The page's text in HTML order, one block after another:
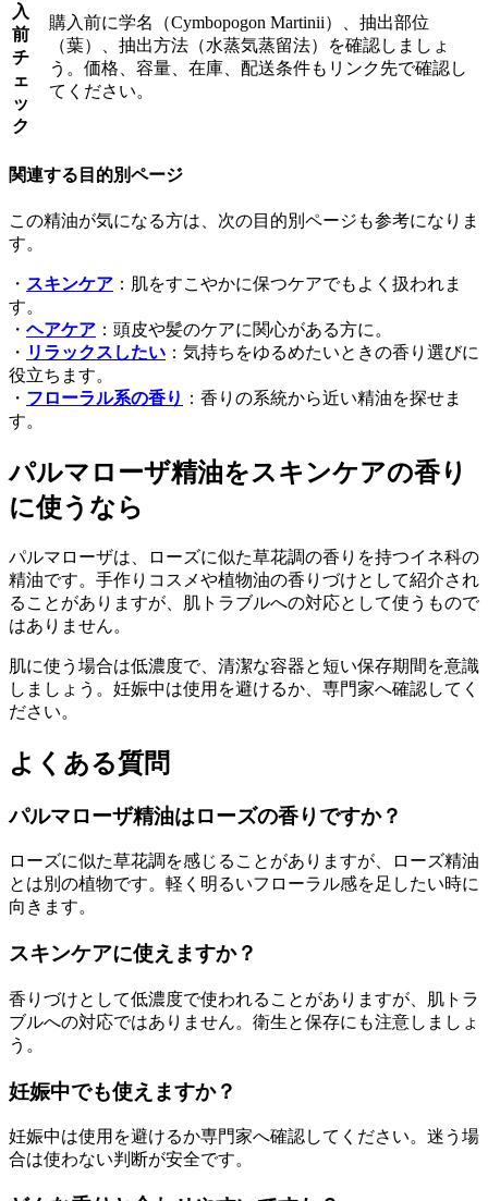
入
前
チ
ェ
ッ
ク
購入前に学名（Cymbopogon Martinii）、抽出部位
（葉）、抽出方法（水蒸気蒸留法）を確認しましょ
う。価格、容量、在庫、配送条件もリンク先で確認し
てください。
関連する目的別ページ
この精油が気になる方は、次の目的別ページも参考になりま
す。
・ スキンケア ：肌をすこやかに保つケアでもよく扱われま
す。
・ ヘアケア ：頭皮や髪のケアに関心がある方に。
・ リラックスしたい ：気持ちをゆるめたいときの香り選びに
役立ちます。
・ フローラル系の香り ：香りの系統から近い精油を探せま
す。
パルマローザ精油をスキンケアの香り
に使うなら
パルマローザは、ローズに似た草花調の香りを持つイネ科の
精油です。手作りコスメや植物油の香りづけとして紹介され
ることがありますが、肌トラブルへの対応として使うもので
はありません。
肌に使う場合は低濃度で、清潔な容器と短い保存期間を意識
しましょう。妊娠中は使用を避けるか、専門家へ確認してく
ださい。
よくある質問
パルマローザ精油はローズの香りですか？
ローズに似た草花調を感じることがありますが、ローズ精油
とは別の植物です。軽く明るいフローラル感を足したい時に
向きます。
スキンケアに使えますか？
香りづけとして低濃度で使われることがありますが、肌トラ
ブルへの対応ではありません。衛生と保存にも注意しましょ
う。
妊娠中でも使えますか？
妊娠中は使用を避けるか専門家へ確認してください。迷う場
合は使わない判断が安全です。